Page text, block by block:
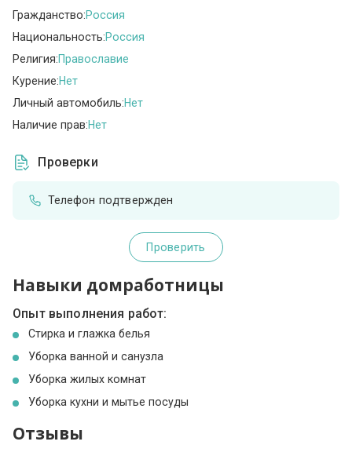
Гражданство:Россия
Национальность:Россия
Религия:Православие
Курение:Нет
Личный автомобиль:Нет
Наличие прав:Нет
Проверки
Телефон подтвержден
Проверить
Навыки домработницы
Опыт выполнения работ:
Стирка и глажка белья
Уборка ванной и санузла
Уборка жилых комнат
Уборка кухни и мытье посуды
Отзывы